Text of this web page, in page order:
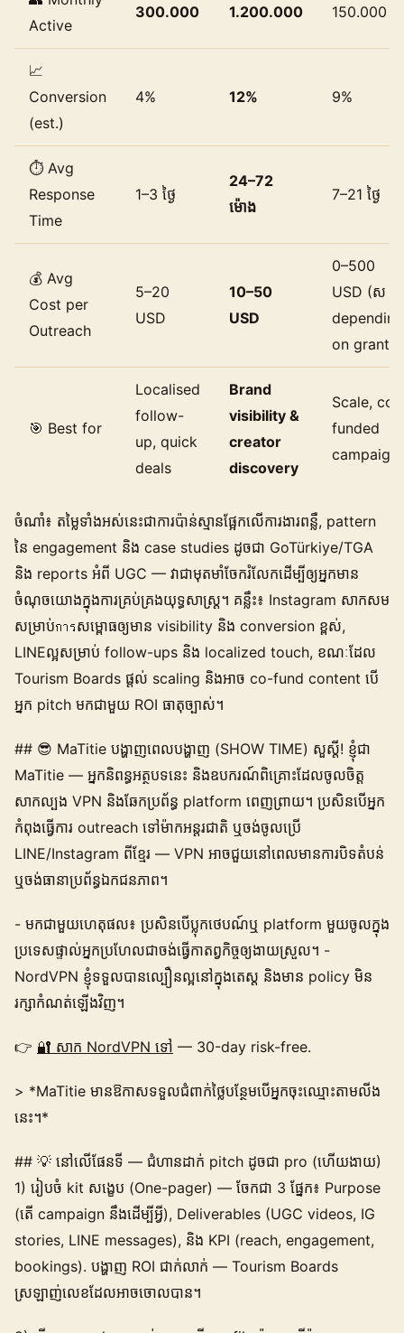
Active
300.000 1.200.000 150.000
📈
Conversion
(est.)
4% 12% 9%
⏱️ Avg
Response
Time
1–3 ថ្ងៃ
24–72
ម៉ោង
7–21 ថ្ងៃ
💰 Avg
Cost per
Outreach
5–20
USD
10–50
USD
0–500
USD (ស
depending
on grants)
🎯 Best for
Localised
follow-
up, quick
deals
Brand
visibility &
creator
discovery
Scale, co-
funded
ចំណាំ៖ តម្លៃទាំងអស់នេះជាការប៉ាន់ស្មានផ្អែកលើ​ការងារពន្លឺ, pattern
នៃ engagement និង case studies ដូចជា GoTürkiye/TGA
និង reports អំពី UGC — វាជាមុតមាំចែករំលែកដើម្បីឲ្យអ្នកមាន
ចំណុចយោងក្នុងការ​គ្រប់គ្រងយុទ្ធសាស្ត្រ។ គន្លឹះ៖ Instagram សាកសម
សម្រាប់การសម្ពោធឲ្យមាន visibility និង conversion ខ្ពស់,
LINEល្អសម្រាប់ follow-ups និង localized touch, ខណៈដែល
Tourism Boards ផ្តល់ scaling និងអាច co-fund content បើ
អ្នក pitch មកជាមួយ ROI ធាតុច្បាស់។
## 😎 MaTitie បង្ហាញពេលបង្ហាញ (SHOW TIME) សួស្ដី! ខ្ញុំជា
MaTitie — អ្នកនិពន្ធអត្ថបទនេះ និងឧបករណ៍ពិគ្រោះដែលចូលចិត្ត
សាកល្បង VPN និងឆែកប្រព័ន្ធ platform ពេញព្រាយ។ ប្រសិនបើអ្នក
កំពុងធ្វើការ outreach ទៅម៉ាកអន្តរជាតិ ឬចង់ចូលប្រើ
LINE/Instagram ពីខ្មែរ — VPN អាចជួយនៅពេលមានការបិទតំបន់
ឬចង់ធានាប្រព័ន្ធឯកជនភាព។
- មកជាមួយហេតុផល៖ ប្រសិនបើប្លុកថេបណ៍ឬ platform មួយចូលក្នុង
ប្រទេសផ្ទាល់អ្នកប្រហែលជាចង់ធ្វើកាតព្វកិច្ចឲ្យងាយស្រួល។ -
NordVPN ខ្ញុំទទួលបានល្បឿនល្អនៅក្នុងតេស្ត និងមាន policy មិន
រក្សាកំណត់ឡើងវិញ។
👉 🔐 សាក NordVPN ទៅ — 30-day risk-free.
> *MaTitie មានឱកាសទទួលជំពាក់ថ្លៃបន្ថែមបើអ្នកចុះឈ្មោះតាមលីង
នេះ។*
## 💡 នៅលើផែនទី — ជំហានដាក់ pitch ដូចជា pro (ហើយងាយ)
1) រៀបចំ kit សង្ខេប (One-pager) — ចែកជា 3 ផ្នែក៖ Purpose
(តើ campaign នឹងដើម្បីអ្វី), Deliverables (UGC videos, IG
stories, LINE messages), និង KPI (reach, engagement,
bookings). បង្ហាញ ROI ជាក់លាក់ — Tourism Boards
ស្រឡាញ់លេខដែលអាចចោលបាន។